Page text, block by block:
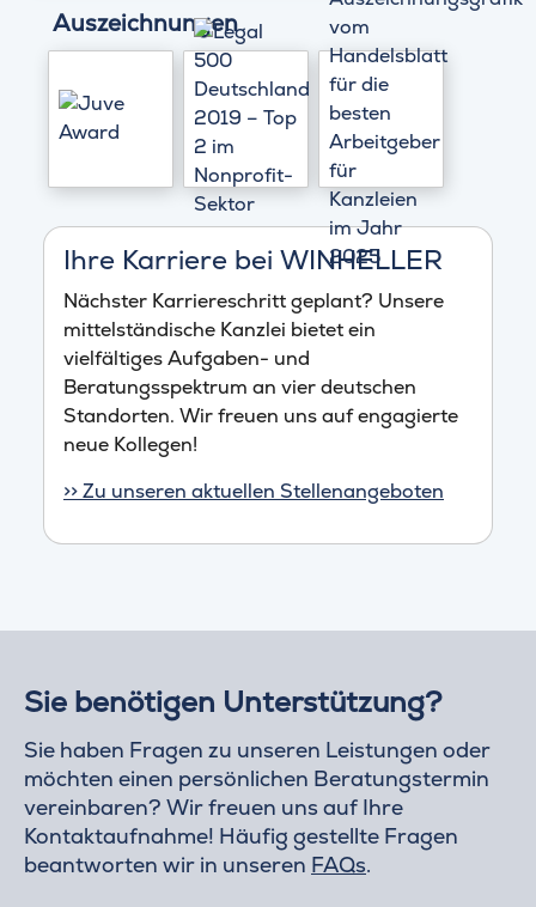
Auszeichnungen
Ihre Karriere bei WINHELLER
Nächster Karriereschritt geplant? Unsere
mittelständische Kanzlei bietet ein
vielfältiges Aufgaben- und
Beratungsspektrum an vier deutschen
Standorten. Wir freuen uns auf engagierte
neue Kollegen!
>> Zu unseren aktuellen Stellenangeboten
Sie benötigen Unterstützung?
Sie haben Fragen zu unseren Leistungen oder
möchten einen persönlichen Beratungstermin
vereinbaren? Wir freuen uns auf Ihre
Kontaktaufnahme! Häufig gestellte Fragen
beantworten wir in unseren FAQs.